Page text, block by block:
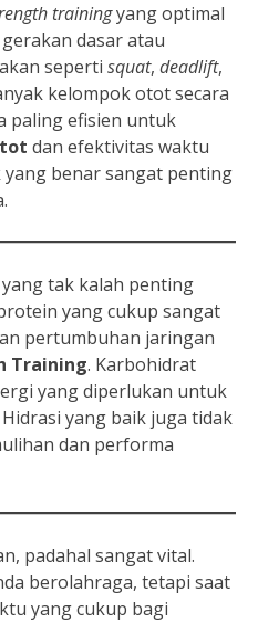
trainingyang optimal
dasar atau
seperti squat, deadlift,
kelompok otot secara
paling efisien untuk
dan efektivitas waktu
yang benar sangat penting
tak kalah penting
yang cukup sangat
pertumbuhan jaringan
Training. Karbohidrat
yang diperlukan untuk
yang baik juga tidak
dan performa
padahal sangat vital.
berolahraga, tetapi saat
yang cukup bagi